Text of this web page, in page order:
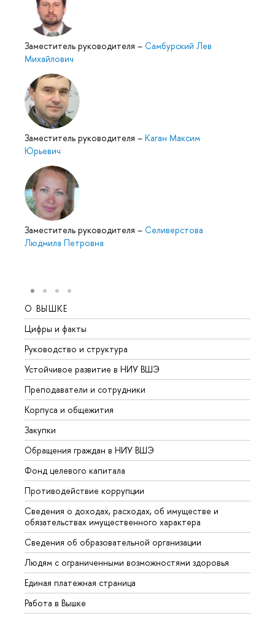
Заместитель руководителя – Самбурский Лев
Михайлович
Заместитель руководителя – Каган Максим
Юрьевич
Заместитель руководителя – Селиверстова
Людмила Петровна
О ВЫШКЕ
Цифры и факты
Руководство и структура
Устойчивое развитие в НИУ ВШЭ
Преподаватели и сотрудники
Корпуса и общежития
Закупки
Обращения граждан в НИУ ВШЭ
Фонд целевого капитала
Противодействие коррупции
Сведения о доходах, расходах, об имуществе и
обязательствах имущественного характера
Сведения об образовательной организации
Людям с ограниченными возможностями здоровья
Единая платежная страница
Работа в Вышке